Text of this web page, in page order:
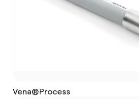
Vena®Process